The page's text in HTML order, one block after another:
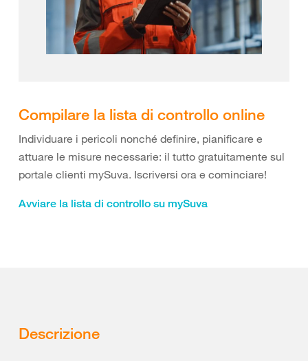
Compilare la lista di controllo online
Individuare i pericoli nonché definire, pianificare e
attuare le misure necessarie: il tutto gratuitamente sul
portale clienti mySuva. Iscriversi ora e cominciare!
Avviare la lista di controllo su mySuva
Descrizione